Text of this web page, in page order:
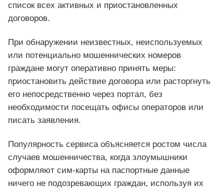
список всех активных и приостановленных
договоров.
При обнаружении неизвестных, неиспользуемых
или потенциально мошеннических номеров
граждане могут оперативно принять меры:
приостановить действие договора или расторгнуть
его непосредственно через портал, без
необходимости посещать офисы операторов или
писать заявления.
Популярность сервиса объясняется ростом числа
случаев мошенничества, когда злоумышники
оформляют сим-карты на паспортные данные
ничего не подозревающих граждан, используя их